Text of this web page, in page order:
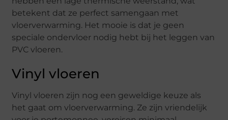
betekent dat ze perfect samengaan met
vloerverwarming. Het mooie is dat je geen
speciale ondervloer nodig hebt bij het leggen van
PVC vloeren.
Vinyl vloeren
Vinyl vloeren zijn nog een geweldige keuze als
het gaat om vloerverwarming. Ze zijn vriendelijk